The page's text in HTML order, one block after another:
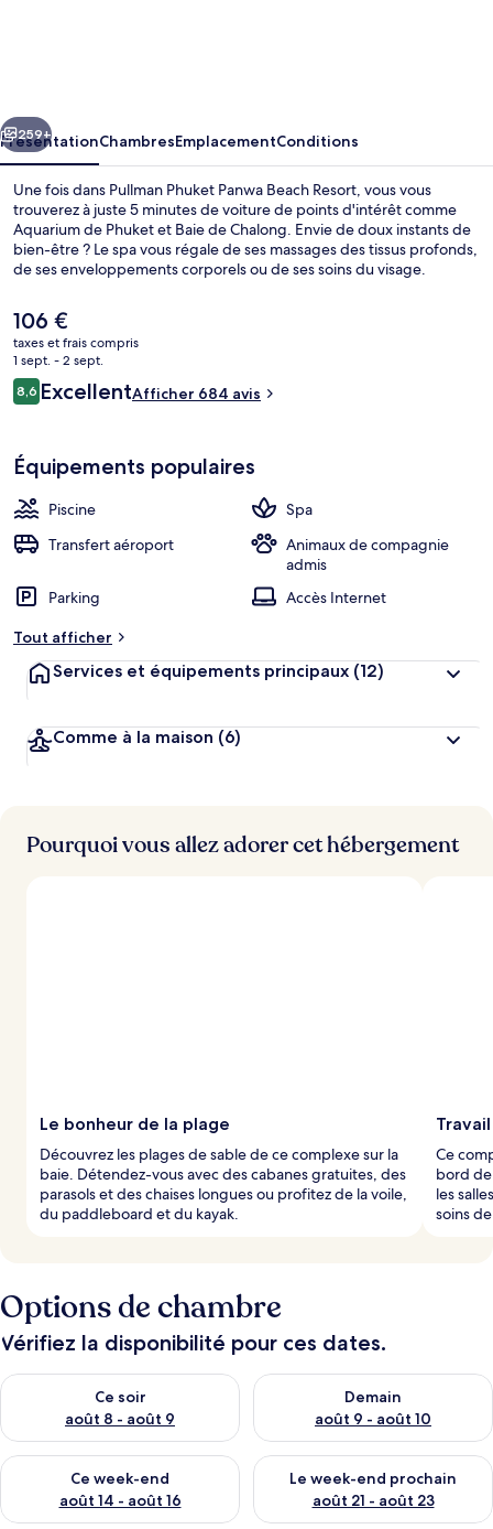
Resort
Suivant
259+
PrésentationChambresEmplacementConditions
Une fois dans Pullman Phuket Panwa Beach Resort, vous vous
trouverez à juste 5 minutes de voiture de points d'intérêt comme
Aquarium de Phuket et Baie de Chalong. Envie de doux instants de
bien-être ? Le spa vous régale de ses massages des tissus profonds,
de ses enveloppements corporels ou de ses soins du visage.
ses portes pour le petit déjeuner et le dîner et vous propose des
spécialités Cuisine internationale. Ce complexe touristique de luxe
abrite en outre 2 piscines extérieures, un bar à la plage et une salle
de fitness ouverte 24 h/24. Les autres voyageurs sont séduits par le
personnel attentionné et la présentation générale.
Le
prix
actuel
est
de
106 €
taxes et frais compris
1 sept. - 2 sept.
Avis
voyageurs
8,68,6 sur 10
ExcellentAfficher 684 avis
Équipements populaires
Piscine
Spa
Transfert aéroport
Animaux de compagnie
admis
Parking
Accès Internet
Tout afficher
Services et équipements principaux (12)
Comme à la maison (6)
Pourquoi vous allez adorer cet hébergement
Le bonheur de la plage
Découvrez les plages de sable de ce complexe sur la
baie. Détendez-vous avec des cabanes gratuites, des
parasols et des chaises longues ou profitez de la voile,
du paddleboard et du kayak.
Ce
bord de
les
soins
Options de chambre
Vérifiez la disponibilité pour ces dates.
Ce soir
août 8 - août 9
Vérifier la disponibilité pour ce soir août 8 - août 9
Demain
août 9 - août 10
Vérifier la disponibilité pour
Ce week-end
août 14 - août 16
Vérifier la disponibilité pour ce week-end août 14 - août 16
Le week-end prochain
août 21 - août 23
Vérifier la disponibilité pour